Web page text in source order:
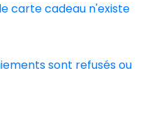
carte cadeau n'existe
sont refusés ou